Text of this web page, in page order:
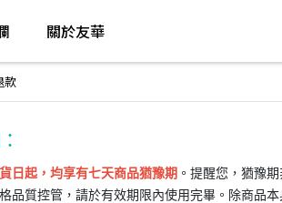
關於友華
款
：
日起，均享有七天商品猶豫期 。提醒您，猶豫期
品質控管，請於有效期限內使用完畢。除商品